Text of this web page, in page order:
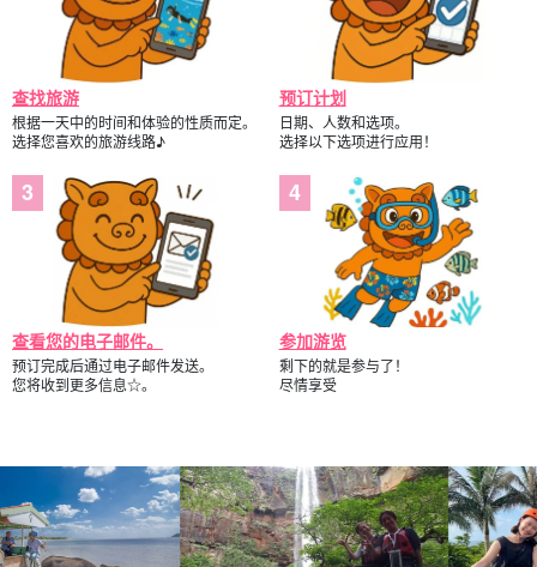
查找旅游
根据一天中的时间和体验的性质而定。
选择您喜欢的旅游线路♪
预订计划
日期、人数和选项。
选择以下选项进行应用！
查看您的电子邮件。
预订完成后通过电子邮件发送。
您将收到更多信息☆。
参加游览
剩下的就是参与了！
尽情享受